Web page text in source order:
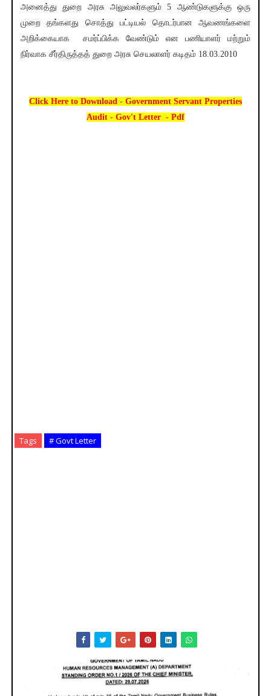
அனைத்து துறை அரசு அலுவலர்களும் 5 ஆண்டுகளுக்கு ஒரு
முறை தங்களது சொத்து பட்டியல் தொடர்பான ஆவணங்களை
அறிக்கையாக சமர்ப்பிக்க வேண்டும் என பணியாளர் மற்றும்
நிர்வாக சீர்திருத்தத் துறை அரசு செயலாளர் கடிதம் 18.03.2010
Click Here to Download - Government Servant Properties
Audit - Gov't Letter - Pdf
Tags # Govt Letter